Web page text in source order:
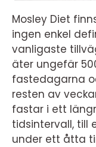
Mosley Diet
ingen enkel
vanligaste
äter ungefär
fastedagarna
resten av
fastar i ett
tidsintervall, till
under ett åtta